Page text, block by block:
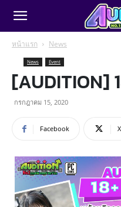
หน้าแรก News
News Event
[AUDITION]
กรกฎาคม 15, 2020
Facebook X